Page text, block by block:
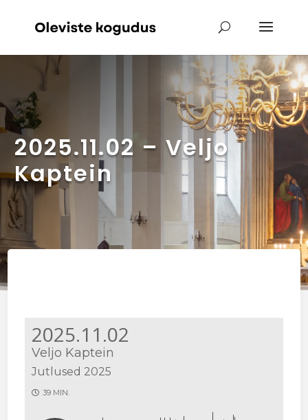
2025.11.02 – Veljo
Kaptein
2025.11.02
Veljo Kaptein
Jutlused 2025
39 MIN.